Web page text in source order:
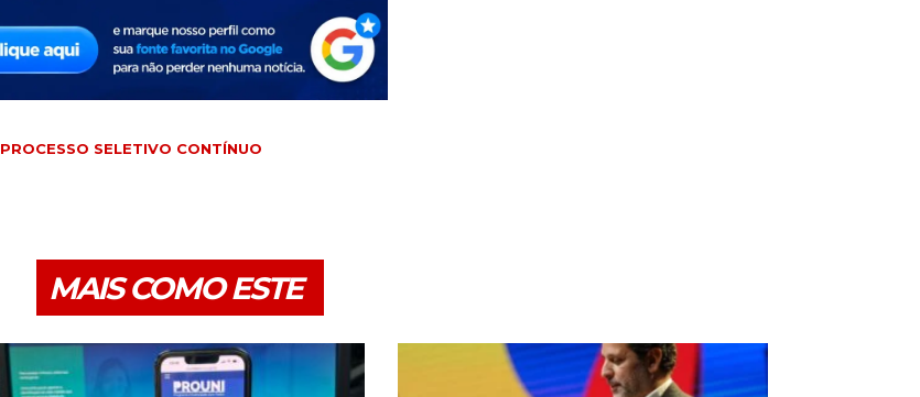
PROCESSO SELETIVO CONTÍNUO
MAIS COMO ESTE